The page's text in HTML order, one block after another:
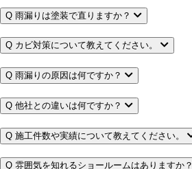
Q 雨漏りは塗装で直りますか？
Q カビ対策について教えてください。
Q 雨漏りの原因は何ですか？
Q 他社との違いは何ですか？
Q 施工件数や実績について教えてください。
Q 雰囲気を知れるショールームはありますか？